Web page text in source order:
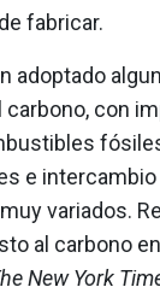
fabricar.
adoptado
carbono, con
e
variados.
al carbono
New York